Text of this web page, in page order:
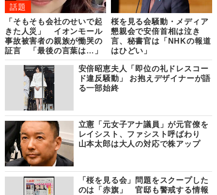
話題
「そもそも会社のせいで起
きた人災」 イオンモール
事故被害者の親族が慟哭の
証言 「最後の言葉は…」
桜を見る会騒動・メディア
懇親会で安倍首相は泣き
言、秘書官は「NHKの報道
はひどい」
安倍昭恵夫人「即位の礼ドレスコー
ド違反騒動」 お抱えデザイナーが語
る一部始終
立憲「元女子アナ議員」が元官僚を
レイシスト、ファシスト呼ばわり
山本太郎は大人の対応で株アップ
「桜を見る会」問題をスクープした
のは「赤旗」 官邸も警戒する情報